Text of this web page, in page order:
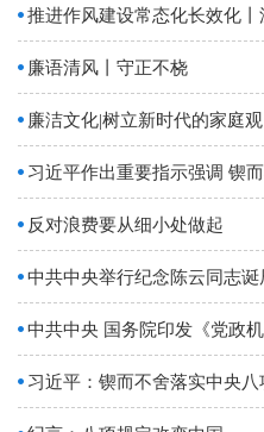
廉语清风丨守正不桡
廉洁文化|树立新时代的家庭观
反对浪费要从细小处做起